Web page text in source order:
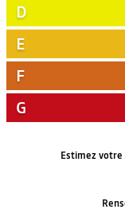
D
E
F
G
Estimez